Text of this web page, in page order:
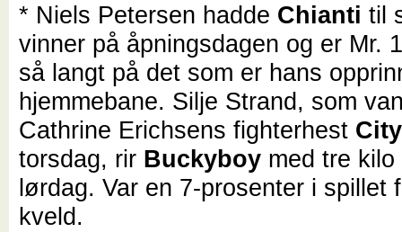
* Niels Petersen hadde Chiantitil
vinner på åpningsdagen og er Mr.
så langt på det som er hans
hjemmebane. Silje Strand, som
Cathrine Erichsens fighterhest
torsdag, rir Buckyboy med tre
lørdag. Var en 7-prosenter i spillet
kveld.